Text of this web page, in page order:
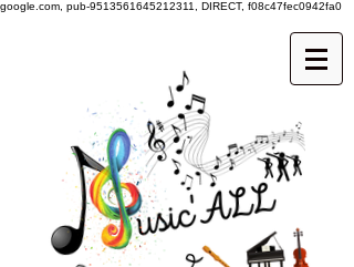
google.com, pub-9513561645212311, DIRECT, f08c47fec0942fa0